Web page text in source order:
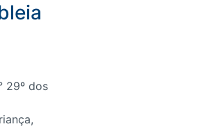
29º dos